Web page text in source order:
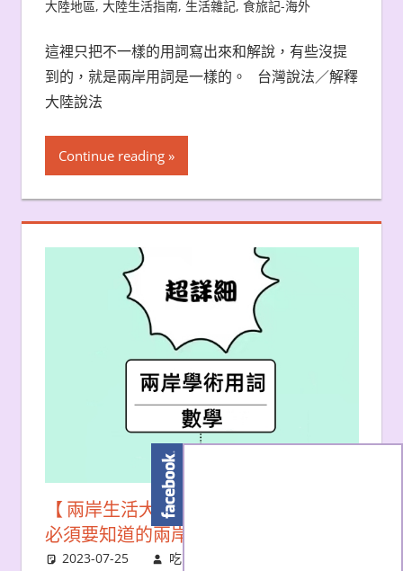
大陸地區, 大陸生活指南, 生活雜記, 食旅記-海外
這裡只把不一樣的用詞寫出來和解說，有些沒提
到的，就是兩岸用詞是一樣的。 台灣說法／解釋
大陸說法
Continue reading
【 兩岸生活大不同 】赴大陸學術交流，
必須要知道的兩岸用詞差異－數學1
2023-07-25 吃貨雨神